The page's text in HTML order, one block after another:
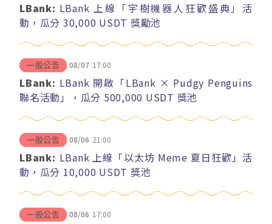
LBank: LBank 上線「宇樹機器人狂歡盛典」活
動，瓜分 30,000 USDT 獎勵池
一般公告 08/07 17:00
LBank: LBank 開啟「LBank × Pudgy Penguins
聯名活動」，瓜分 500,000 USDT 獎池
一般公告 08/06 21:00
LBank: LBank 上線「以太坊 Meme 夏日狂歡」活
動，瓜分 10,000 USDT 獎池
一般公告 08/06 17:00